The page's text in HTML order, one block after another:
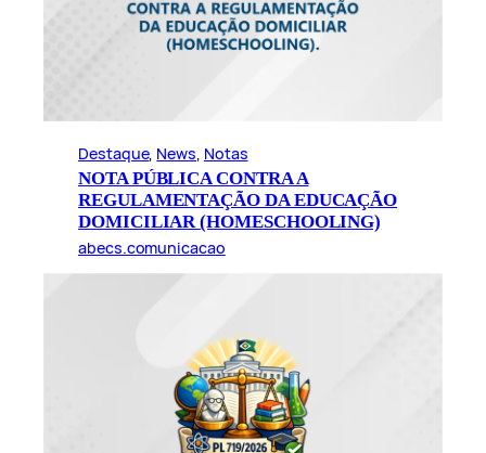
Destaque, News Notas
NOTA PÚBLICA CONTRA A
REGULAMENTAÇÃO DA EDUCAÇÃO
DOMICILIAR (HOMESCHOOLING)
abecs.comunicacao